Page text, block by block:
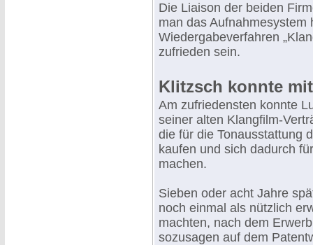
Die Liaison der beiden
man das Aufnahmesystem
Wiedergabeverfahren
zufrieden sein.
Klitzsch konnte
Am zufriedensten konnte
seiner alten Klangfilm-
die für die Tonausstattung
kaufen und sich dadurch
machen.
Sieben oder acht Jahre
noch einmal als nützlich
machten, nach dem
sozusagen auf dem